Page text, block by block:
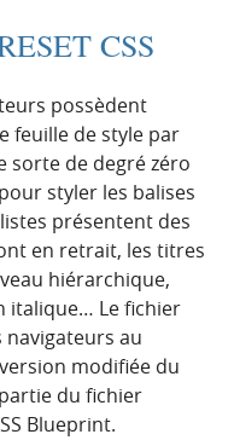
CSS
possèdent
feuille de style par
sorte de degré zéro
styler les balises
présentent des
en retrait, les titres
hiérarchique,
italique… Le fichier
au
modifiée du
partie du fichier
Blueprint.